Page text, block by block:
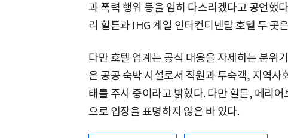
과 폭력 행위 등을 엄히 다스리겠다고 공언했
리 힐튼과 IHG 계열 인터컨티넨탈 호텔 두 곳
다만 호텔 업계는 공식 대응을 자제하는 분위
은 공공 숙박 시설로서 직원과 투숙객, 지역
태를 주시 중이라고 밝혔다. 다만 힐튼, 메리
으로 입장을 표명하지 않은 바 있다.